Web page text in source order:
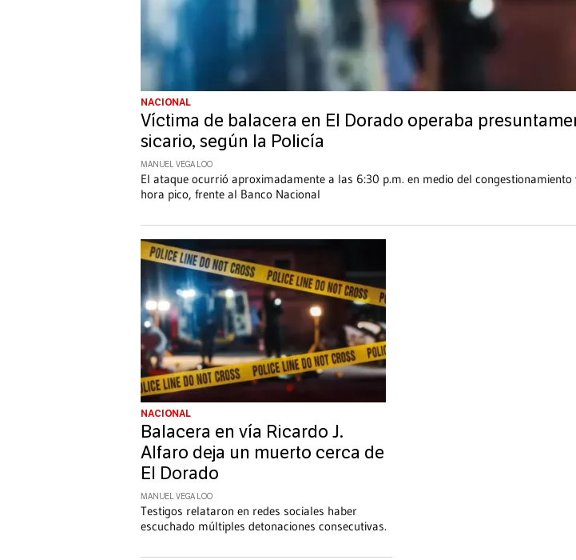
NACIONAL
Víctima de balacera en El Dorado operaba
sicario, según la Policía
MANUEL VEGA LOO
El ataque ocurrió aproximadamente a las 6:30 p.m. en medio del congestionamiento
hora pico, frente al Banco Nacional
NACIONAL
Balacera en vía Ricardo J.
Alfaro deja un muerto cerca de
El Dorado
MANUEL VEGA LOO
Testigos relataron en redes sociales haber
escuchado múltiples detonaciones consecutivas.